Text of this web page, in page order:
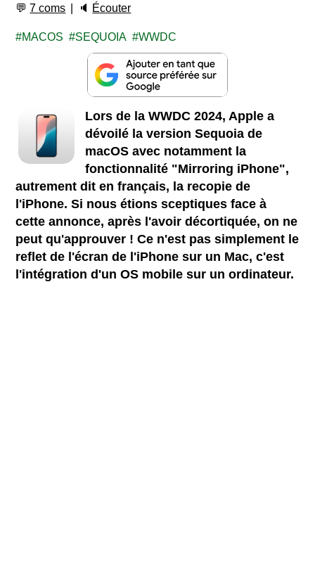
💬7 coms 🔈 Écouter
MACOS SEQUOIA WWDC
Lors de la WWDC 2024, Apple a
dévoilé la version Sequoia de
macOS avec notamment la
fonctionnalité "Mirroring iPhone",
autrement dit en français, la recopie de
l'iPhone. Si nous étions sceptiques face à
cette annonce, après l'avoir décortiquée, on ne
peut qu'approuver ! Ce n'est pas simplement le
reflet de l'écran de l'iPhone sur un Mac, c'est
l'intégration d'un OS mobile sur un ordinateur.